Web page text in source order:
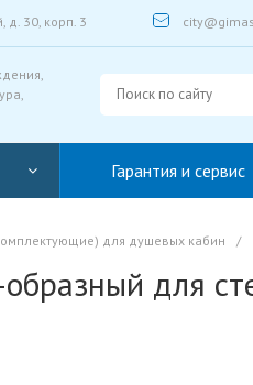
д. 30, корп. 3
Гарантия и сервис
для душевых кабин /
для